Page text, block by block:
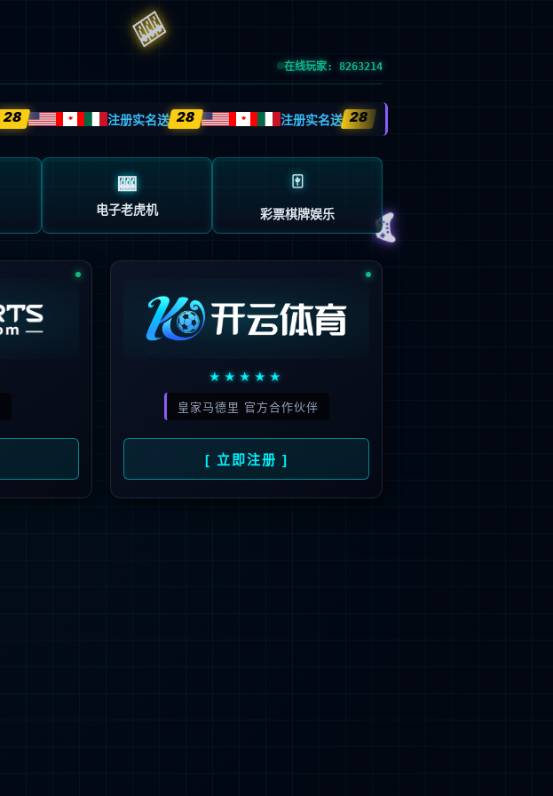
否完整或存在多余字符;
下线等